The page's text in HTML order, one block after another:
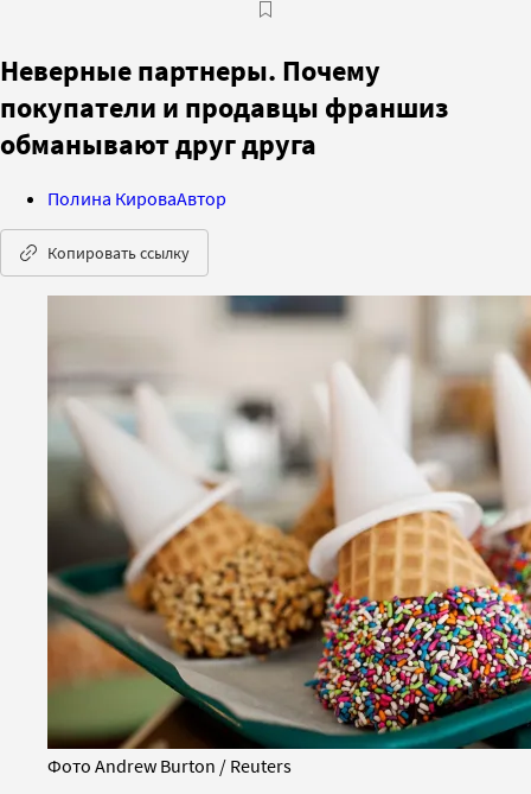
Неверные партнеры. Почему
покупатели и продавцы франшиз
обманывают друг друга
Полина КироваАвтор
Копировать ссылку
Фото Andrew Burton / Reuters